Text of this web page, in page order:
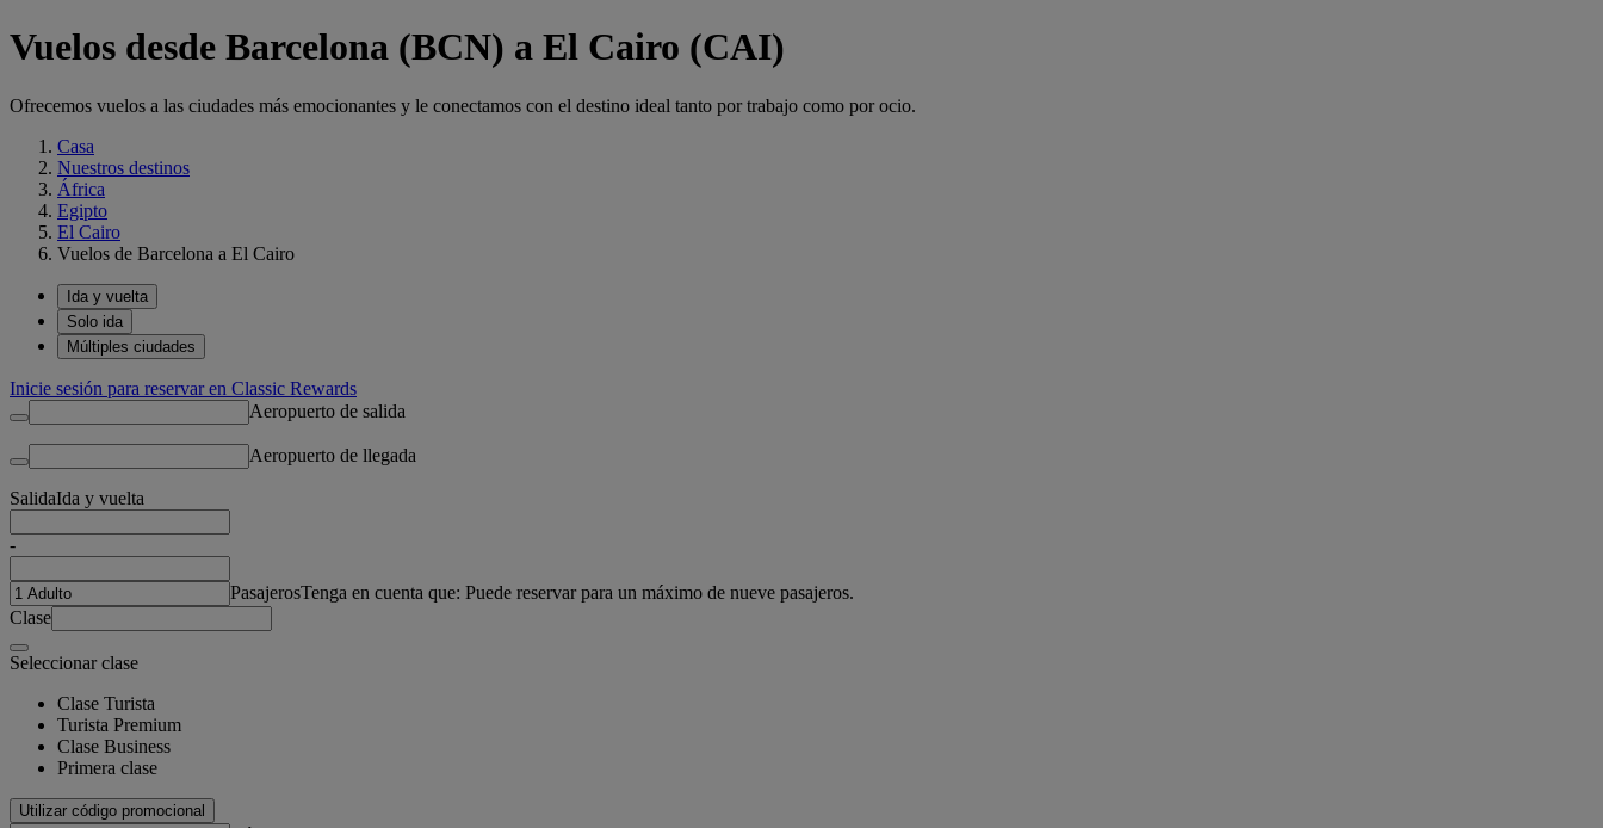
Vuelos desde Barcelona (BCN) a El Cairo (CAI)
Ofrecemos vuelos a las ciudades más emocionantes y le conectamos con el destino ideal tanto por trabajo como por ocio.
Casa
Nuestros destinos
África
Egipto
El Cairo
Vuelos de Barcelona a El Cairo
Ida y vuelta
Solo ida
Múltiples ciudades
Inicie sesión para reservar en Classic Rewards
Aeropuerto de salida
Aeropuerto de llegada
SalidaIda y vuelta
-
PasajerosTenga en cuenta que: Puede reservar para un máximo de nueve pasajeros.
Clase
Seleccionar clase
Clase Turista
Turista Premium
Clase Business
Primera clase
Utilizar código promocional